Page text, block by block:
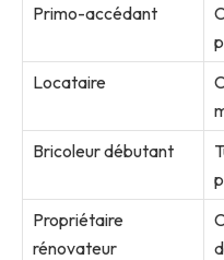
Primo-accédant
Locataire
Bricoleur débutant
Propriétaire
rénovateur